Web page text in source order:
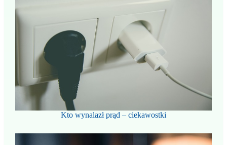
Kto wynalazł prąd – ciekawostki